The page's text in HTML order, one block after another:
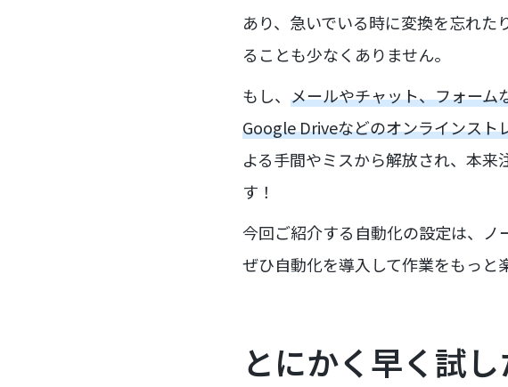
あり、急いでいる時に変換を忘れ
ることも少なくありません。
もし、 メールやチャット、フォーム
Google Driveなどのオンラインスト
よる手間やミスから解放され、本
す！
今回ご紹介する自動化の設定は、ノ
ぜひ自動化を導入して作業をもっと
とにかく早く試